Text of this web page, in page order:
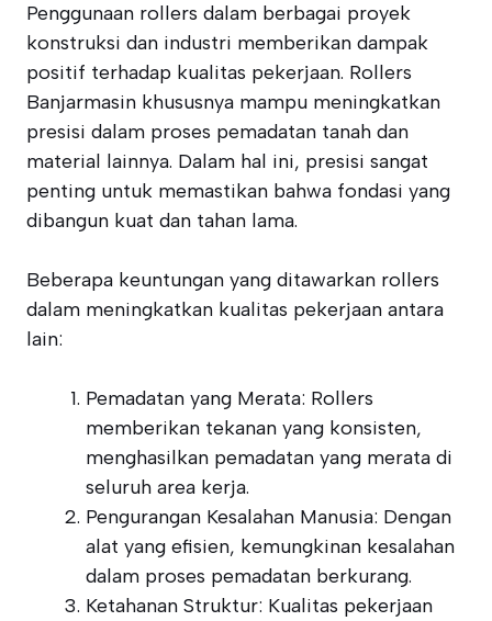
Penggunaan rollers dalam berbagai proyek
konstruksi dan industri memberikan dampak
positif terhadap kualitas pekerjaan. Rollers
Banjarmasin khususnya mampu meningkatkan
presisi dalam proses pemadatan tanah dan
material lainnya. Dalam hal ini, presisi sangat
penting untuk memastikan bahwa fondasi yang
dibangun kuat dan tahan lama.
Beberapa keuntungan yang ditawarkan rollers
dalam meningkatkan kualitas pekerjaan antara
lain:
Pemadatan yang Merata: Rollers
memberikan tekanan yang konsisten,
menghasilkan pemadatan yang merata di
seluruh area kerja.
Pengurangan Kesalahan Manusia: Dengan
alat yang efisien, kemungkinan kesalahan
dalam proses pemadatan berkurang.
Ketahanan Struktur: Kualitas pekerjaan